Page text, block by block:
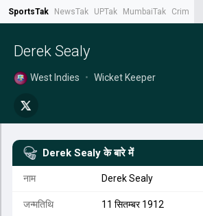
SportsTak NewsTak UPTak MumbaiTak CrimeTak
Derek Sealy
West Indies • Wicket Keeper
Derek Sealy के बारे में
नाम Derek Sealy
जन्मतिथि 11 सितम्बर 1912